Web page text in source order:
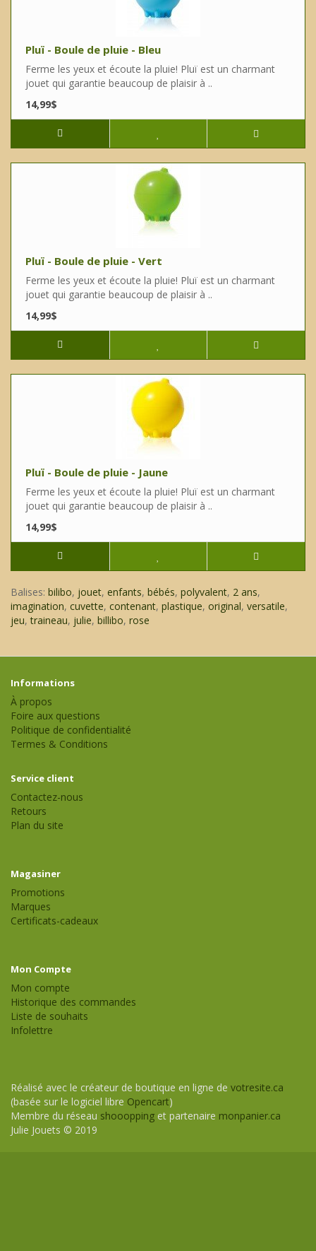
Pluï - Boule de pluie - Bleu
Ferme les yeux et écoute la pluie! Pluï est un charmant
jouet qui garantie beaucoup de plaisir à ..
14,99$
Pluï - Boule de pluie - Vert
Ferme les yeux et écoute la pluie! Pluï est un charmant
jouet qui garantie beaucoup de plaisir à ..
14,99$
Pluï - Boule de pluie - Jaune
Ferme les yeux et écoute la pluie! Pluï est un charmant
jouet qui garantie beaucoup de plaisir à ..
14,99$
Balises: bilibo, jouet, enfants, bébés, polyvalent, 2 ans,
imagination, cuvette, contenant, plastique, original, versatile,
jeu,traineau, julie, billibo, rose
Informations
À propos
Foire aux questions
Politique de confidentialité
Termes & Conditions
Service client
Contactez-nous
Retours
Plan du site
Magasiner
Promotions
Marques
Certificats-cadeaux
Mon Compte
Mon compte
Historique des commandes
Liste de souhaits
Infolettre
Réalisé avec le créateur de boutique en ligne de votresite.ca
(basée sur le logiciel libre Opencart)
Membre du réseau shooopping et partenaire monpanier.ca
Julie Jouets © 2019